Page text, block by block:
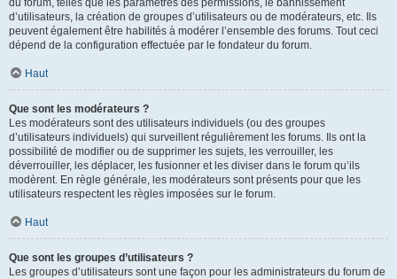
du forum, telles que les paramètres des permissions, le bannissement
d’utilisateurs, la création de groupes d’utilisateurs ou de modérateurs, etc. Ils
peuvent également être habilités à modérer l’ensemble des forums. Tout ceci
dépend de la configuration effectuée par le fondateur du forum.
Haut
Que sont les modérateurs ?
Les modérateurs sont des utilisateurs individuels (ou des groupes
d’utilisateurs individuels) qui surveillent régulièrement les forums. Ils ont la
possibilité de modifier ou de supprimer les sujets, les verrouiller, les
déverrouiller, les déplacer, les fusionner et les diviser dans le forum qu’ils
modèrent. En règle générale, les modérateurs sont présents pour que les
utilisateurs respectent les règles imposées sur le forum.
Haut
Que sont les groupes d’utilisateurs ?
Les groupes d’utilisateurs sont une façon pour les administrateurs du forum de